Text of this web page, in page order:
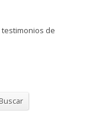
de